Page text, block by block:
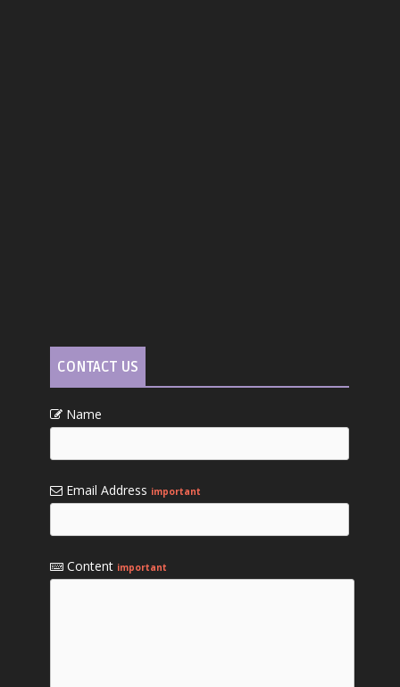
CONTACT US
Name
Email Address important
Content important